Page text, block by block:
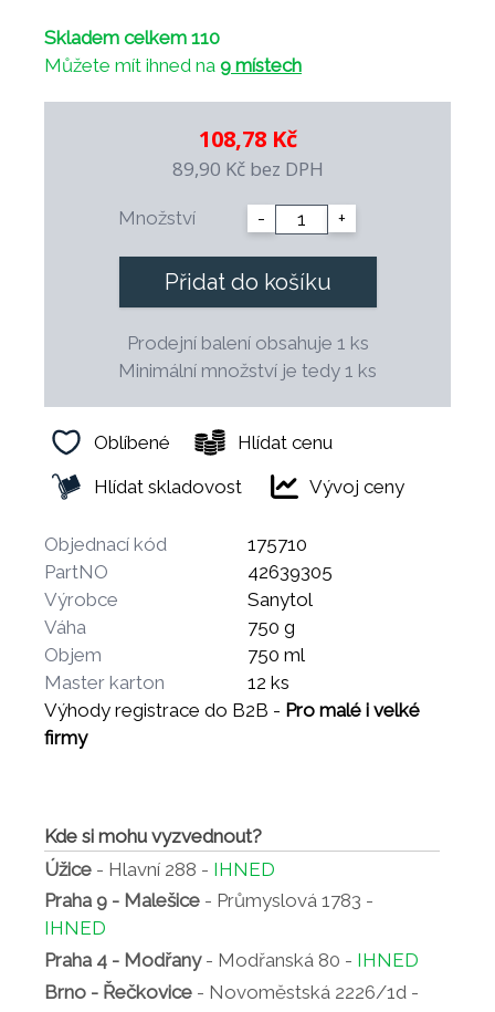
Má trojí účinek: baktericidní (5 min.), fungicidní
(15 min.) a virucidní (5 min.).
Odstraňuje vodní kámen, plak a nanesené stopy
mýdla, zabraňuje tvorbě plísní.
Prostředek není třeba po použití oplachovat,
receptura je bezoplachová.
Nezanechává skvrny, neodbarvuje.
Skladem celkem 110
Můžete mít ihned na 9 místech
108,78 Kč
89,90 Kč bez DPH
Množství - +
Přidat do košíku
Prodejní balení obsahuje 1 ks
Minimální množství je tedy 1 ks
Oblíbené
Hlídat cenu
Hlídat skladovost
Vývoj ceny
Objednací kód
175710
PartNO
42639305
Výrobce
Sanytol
Váha
750 g
Objem
750 ml
Master karton
12 ks
Výhody registrace do B2B - Pro malé i velké
firmy
Kde si mohu vyzvednout?
Úžice - Hlavní 288 - IHNED
Praha 9 - Malešice - Průmyslová 1783 -
IHNED
Praha 4 - Modřany- Modřanská 80 - IHNED
Brno - Řečkovice - Novoměstská 2226/1d -